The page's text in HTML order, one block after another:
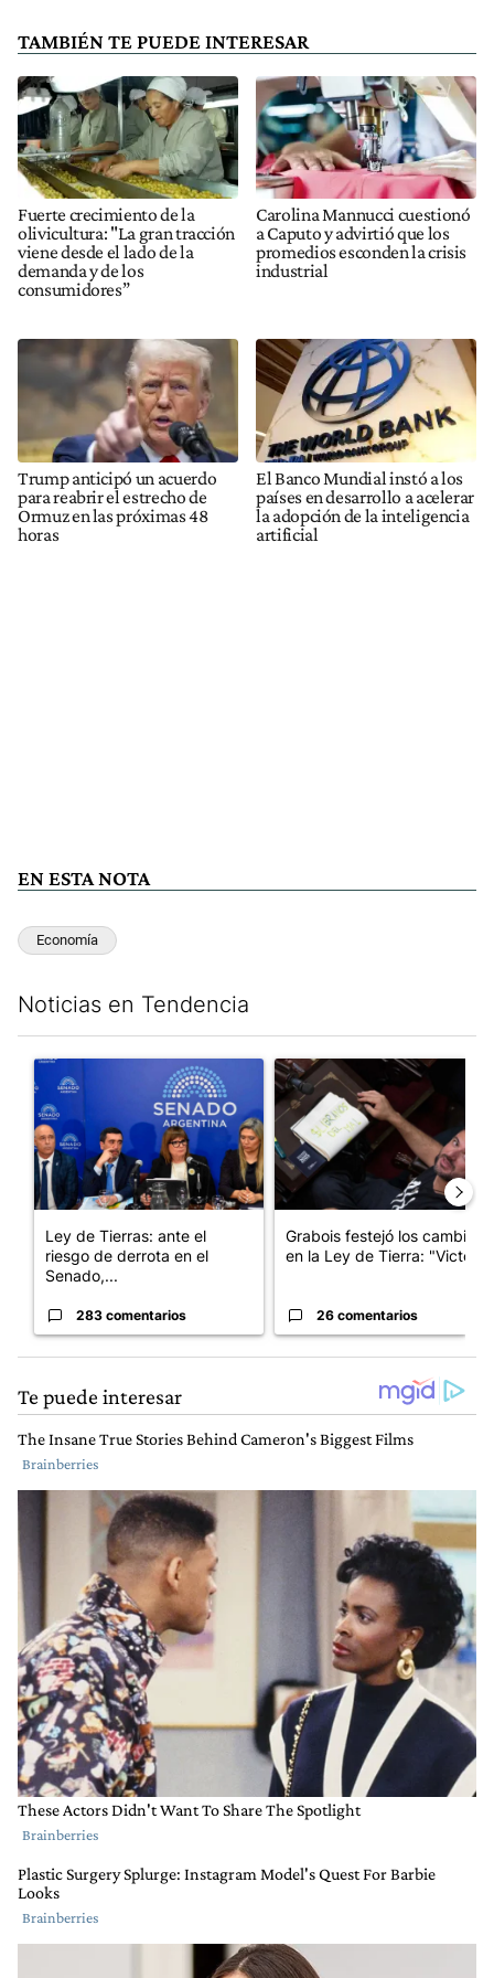
TAMBIÉN TE PUEDE INTERESAR
Fuerte crecimiento de la
olivicultura: "La gran tracción
viene desde el lado de la
demanda y de los
consumidores”
Carolina Mannucci cuestionó
a Caputo y advirtió que los
promedios esconden la crisis
industrial
Trump anticipó un acuerdo
para reabrir el estrecho de
Ormuz en las próximas 48
horas
El Banco Mundial instó a los
países en desarrollo a acelerar
la adopción de la inteligencia
artificial
EN ESTA NOTA
Economía
Noticias en Tendencia
Un artículo de tendencia con el título "Ley de Tierras: ante el
Ley de Tierras: ante el
riesgo de derrota en el
Senado,...
283 comentarios
Un artículo de tendencia con
Grabois festejó los cambios
en la Ley de Tierra: "Victo...
26 comentarios